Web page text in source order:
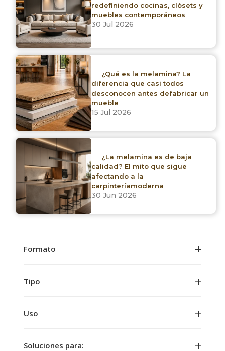
1 productos
Limpiar filtros
Marca
Arauco
Asiático
Bozovich
Duraplay
Productora de Triplay
Linea
Formato
Tipo
Uso
Soluciones para:
redefiniendo cocinas, clósets y
muebles contemporáneos
30 Jul 2026
¿Qué es la melamina? La
diferencia que casi todos
desconocen antes defabricar un
mueble
15 Jul 2026
¿La melamina es de baja
calidad? El mito que sigue
afectando a la
carpinteríamoderna
30 Jun 2026